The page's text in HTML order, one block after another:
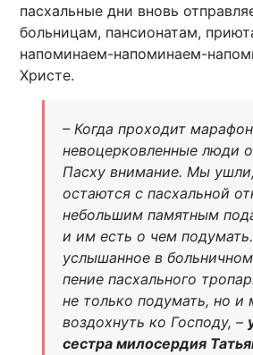
пасхальные дни вновь
больницам, пансионатам,
напоминаем-напоминаем-
Христе.
– Когда проходит
невоцерковленные люди
Пасху внимание. Мы
остаются с пасхальной
небольшим памятным
и им есть о чем
услышанное в
пение пасхального
не только подумать, но и
воздохнуть ко Господу, –
сестра милосердия